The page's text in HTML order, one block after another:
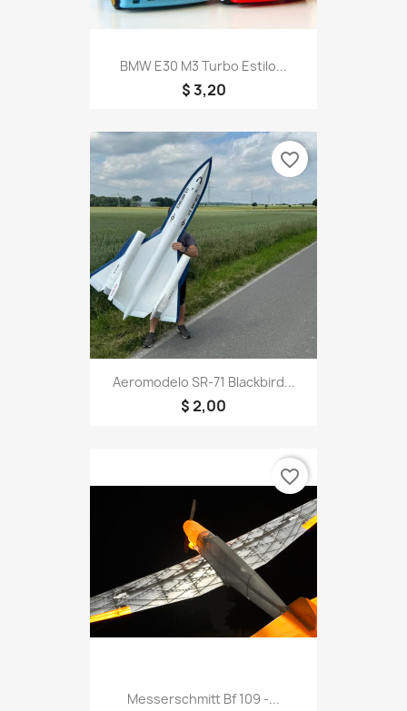
BMW E30 M3 Turbo Estilo...
$ 3,20
Aeromodelo SR-71 Blackbird...
$ 2,00
favorite_border
Messerschmitt Bf 109 -...
favorite_border